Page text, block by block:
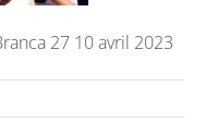
27 10 avril 2023